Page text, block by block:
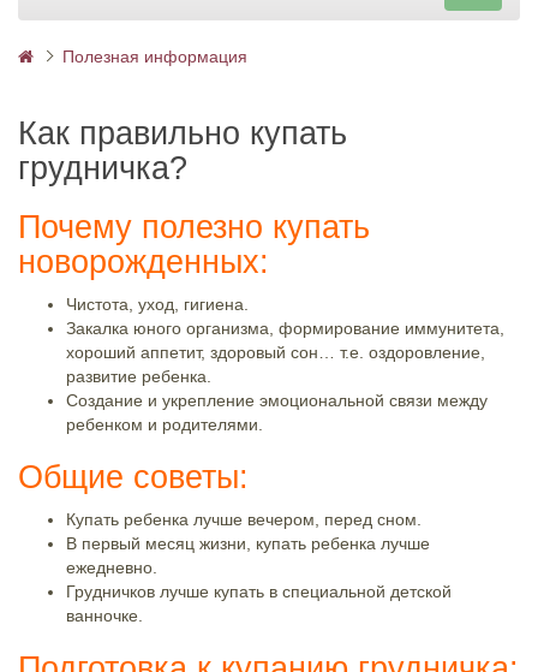
Полезная информация
Как правильно купать
грудничка?
Почему полезно купать
новорожденных:
Чистота, уход, гигиена.
Закалка юного организма, формирование иммунитета,
хороший аппетит, здоровый сон… т.е. оздоровление,
развитие ребенка.
Создание и укрепление эмоциональной связи между
ребенком и родителями.
Общие советы:
Купать ребенка лучше вечером, перед сном.
В первый месяц жизни, купать ребенка лучше
ежедневно.
Грудничков лучше купать в специальной детской
ванночке.